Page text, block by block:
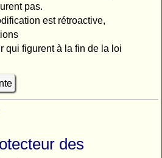
pas.
est rétroactive,
qui figurent à la fin de la loi
des